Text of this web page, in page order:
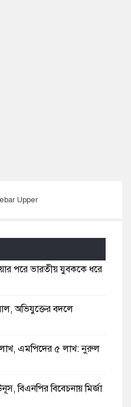
পরে ভারতীয় যুবককে ধরে
অভিযুক্তের বদলে
লাখ, এমপিদের ৫ লাখ: নুরুল
বিএনপির বিবেচনায় মির্জা